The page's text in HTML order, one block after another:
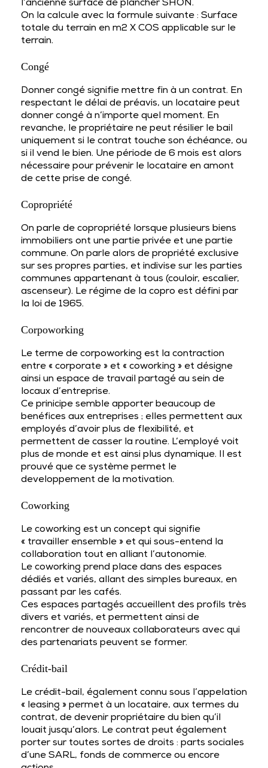
l’ancienne surface de plancher SHON.
On la calcule avec la formule suivante : Surface
totale du terrain en m2 X COS applicable sur le
terrain.
Congé
Donner congé signifie mettre fin à un contrat. En
respectant le délai de préavis, un locataire peut
donner congé à n’importe quel moment. En
revanche, le propriétaire ne peut résilier le bail
uniquement si le contrat touche son échéance, ou
si il vend le bien. Une période de 6 mois est alors
nécessaire pour prévenir le locataire en amont
de cette prise de congé.
Copropriété
On parle de copropriété lorsque plusieurs biens
immobiliers ont une partie privée et une partie
commune. On parle alors de propriété exclusive
sur ses propres parties, et indivise sur les parties
communes appartenant à tous (couloir, escalier,
ascenseur). Le régime de la copro est défini par
la loi de 1965.
Corpoworking
Le terme de corpoworking est la contraction
entre « corporate » et « coworking » et désigne
ainsi un espace de travail partagé au sein de
locaux d’entreprise.
Ce prinicipe semble apporter beaucoup de
benéfices aux entreprises ; elles permettent aux
employés d’avoir plus de flexibilité, et
permettent de casser la routine. L’employé voit
plus de monde et est ainsi plus dynamique. Il est
prouvé que ce système permet le
developpement de la motivation.
Coworking
Le coworking est un concept qui signifie
« travailler ensemble » et qui sous-entend la
collaboration tout en alliant l’autonomie.
Le coworking prend place dans des espaces
dédiés et variés, allant des simples bureaux, en
passant par les cafés.
Ces espaces partagés accueillent des profils très
divers et variés, et permettent ainsi de
rencontrer de nouveaux collaborateurs avec qui
des partenariats peuvent se former.
Crédit-bail
Le crédit-bail, également connu sous l’appelation
« leasing » permet à un locataire, aux termes du
contrat, de devenir propriétaire du bien qu’il
louait jusqu’alors. Le contrat peut également
porter sur toutes sortes de droits : parts sociales
d’une SARL, fonds de commerce ou encore